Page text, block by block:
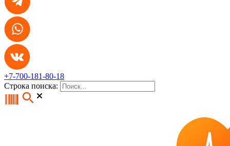
+7-700-181-80-18
Строка поиска: